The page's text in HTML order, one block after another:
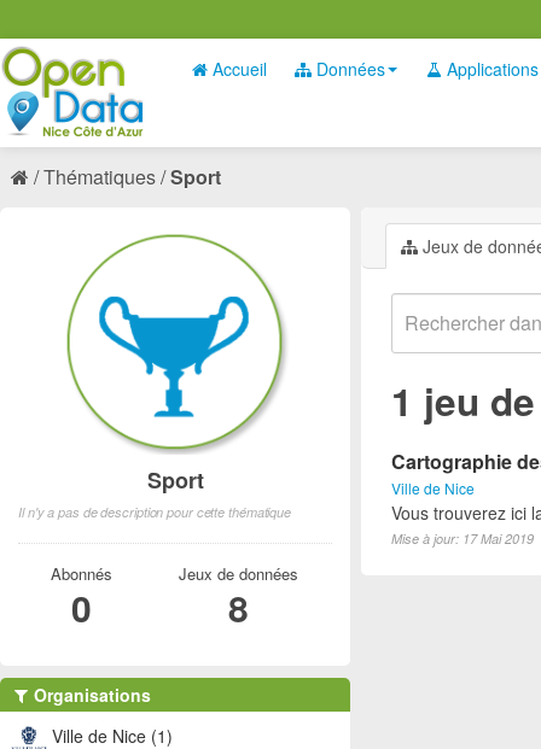
Accueil Données Applications
Thématiques Sport
Jeux de
1 jeu
Cartographie
Ville de Nice
Vous trouverez ici
Mise à jour: 17 Mai 2019
Sport
Il n'y a pas de description pour cette thématique
Abonnés
0
Jeux de données
8
Organisations
Ville de Nice (1)